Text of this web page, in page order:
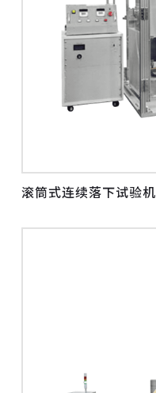
滚筒式连续落下试验机